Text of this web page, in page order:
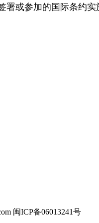
署或参加的国际条约实
闽ICP备06013241号